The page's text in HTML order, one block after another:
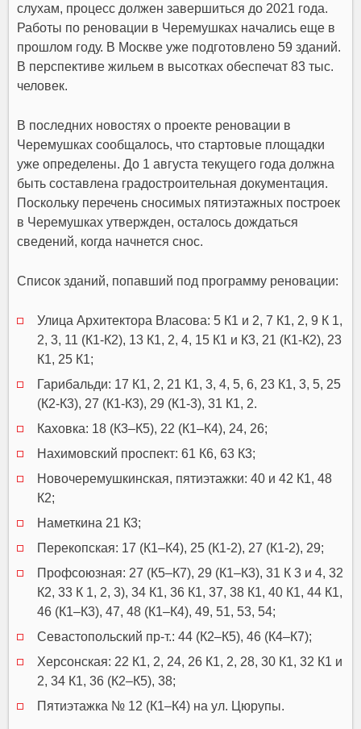
слухам, процесс должен завершиться до 2021 года.
Работы по реновации в Черемушках начались еще в
прошлом году. В Москве уже подготовлено 59 зданий.
В перспективе жильем в высотках обеспечат 83 тыс.
человек.
В последних новостях о проекте реновации в
Черемушках сообщалось, что стартовые площадки
уже определены. До 1 августа текущего года должна
быть составлена градостроительная документация.
Поскольку перечень сносимых пятиэтажных построек
в Черемушках утвержден, осталось дождаться
сведений, когда начнется снос.
Список зданий, попавший под программу реновации:
Улица Архитектора Власова: 5 К1 и 2, 7 К1, 2, 9 К 1,
2, 3, 11 (К1-К2), 13 К1, 2, 4, 15 К1 и К3, 21 (К1-К2), 23
К1, 25 К1;
Гарибальди: 17 К1, 2, 21 К1, 3, 4, 5, 6, 23 К1, 3, 5, 25
(К2-К3), 27 (К1-К3), 29 (К1-3), 31 К1, 2.
Каховка: 18 (К3–К5), 22 (К1–К4), 24, 26;
Нахимовский проспект: 61 К6, 63 К3;
Новочеремушкинская, пятиэтажки: 40 и 42 К1, 48
К2;
Наметкина 21 К3;
Перекопская: 17 (К1–К4), 25 (К1-2), 27 (К1-2), 29;
Профсоюзная: 27 (К5–К7), 29 (К1–К3), 31 К 3 и 4, 32
К2, 33 К 1, 2, 3), 34 К1, 36 К1, 37, 38 К1, 40 К1, 44 К1,
46 (К1–К3), 47, 48 (К1–К4), 49, 51, 53, 54;
Севастопольский пр-т.: 44 (К2–К5), 46 (К4–К7);
Херсонская: 22 К1, 2, 24, 26 К1, 2, 28, 30 К1, 32 К1 и
2, 34 К1, 36 (К2–К5), 38;
Пятиэтажка № 12 (К1–К4) на ул. Цюрупы.